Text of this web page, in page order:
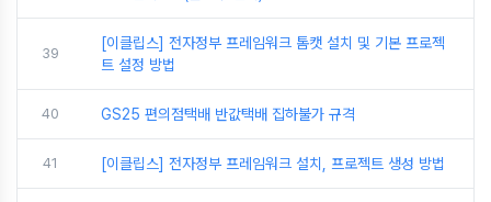
39
[이클립스] 전자정부 프레임워크 톰캣 설치 및 기본 프로젝
트 설정 방법
40 GS25 편의점택배 반값택배 집하불가 규격
41 [이클립스] 전자정부 프레임워크 설치, 프로젝트 생성 방법